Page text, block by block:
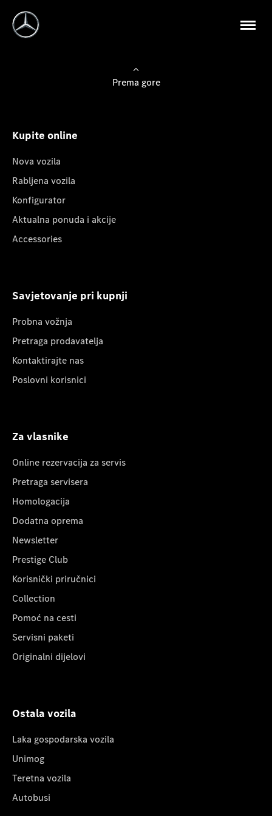
Prema gore
Kupite online
Nova vozila
Rabljena vozila
Konfigurator
Aktualna ponuda i akcije
Accessories
Savjetovanje pri kupnji
Probna vožnja
Pretraga prodavatelja
Kontaktirajte nas
Poslovni korisnici
Za vlasnike
Online rezervacija za servis
Pretraga servisera
Homologacija
Dodatna oprema
Newsletter
Prestige Club
Korisnički priručnici
Collection
Pomoć na cesti
Servisni paketi
Originalni dijelovi
Ostala vozila
Laka gospodarska vozila
Unimog
Teretna vozila
Autobusi